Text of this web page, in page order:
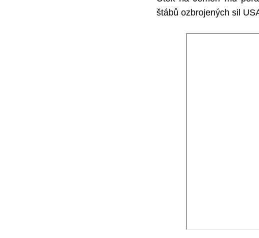
štábů ozbrojených sil